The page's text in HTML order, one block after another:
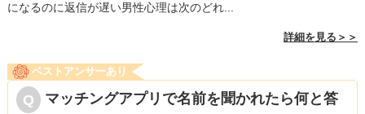
になるのに返信が遅い男性心理は次のどれ...
詳細を見る＞＞
ベストアンサーあり
マッチングアプリで名前を聞かれたら何と答